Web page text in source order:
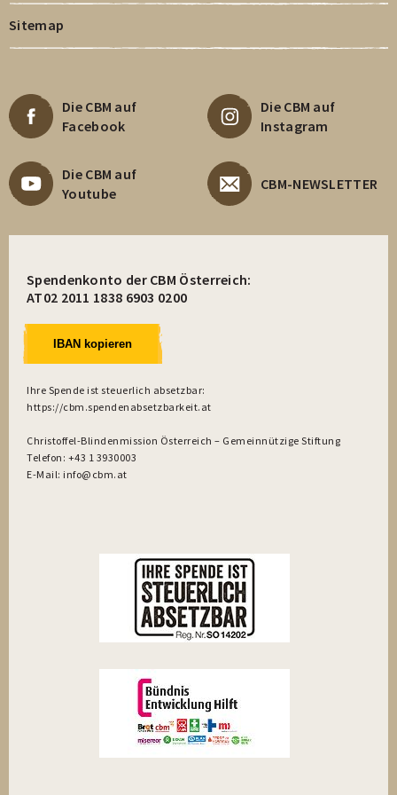
Sitemap
Die CBM auf
Facebook
Die CBM auf
Instagram
Die CBM auf
Youtube
CBM-NEWSLETTER
Spendenkonto der CBM Österreich:
AT02 2011 1838 6903 0200
IBAN kopieren
Ihre Spende ist steuerlich absetzbar:
https://cbm.spendenabsetzbarkeit.at
Christoffel-Blindenmission Österreich – Gemeinnützige Stiftung
Telefon: +43 1 3930003
E-Mail: info@cbm.at